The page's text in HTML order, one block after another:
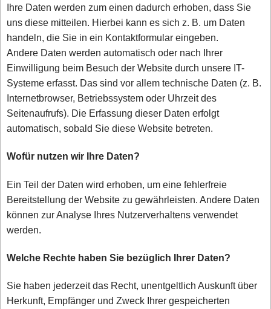
Ihre Daten werden zum einen dadurch erhoben, dass Sie
uns diese mitteilen. Hierbei kann es sich z. B. um Daten
handeln, die Sie in ein Kontaktformular eingeben.
Andere Daten werden automatisch oder nach Ihrer
Einwilligung beim Besuch der Website durch unsere IT-
Systeme erfasst. Das sind vor allem technische Daten (z. B.
Internetbrowser, Betriebssystem oder Uhrzeit des
Seitenaufrufs). Die Erfassung dieser Daten erfolgt
automatisch, sobald Sie diese Website betreten.
Wofür nutzen wir Ihre Daten?
Ein Teil der Daten wird erhoben, um eine fehlerfreie
Bereitstellung der Website zu gewährleisten. Andere Daten
können zur Analyse Ihres Nutzerverhaltens verwendet
werden.
Welche Rechte haben Sie bezüglich Ihrer Daten?
Sie haben jederzeit das Recht, unentgeltlich Auskunft über
Herkunft, Empfänger und Zweck Ihrer gespeicherten